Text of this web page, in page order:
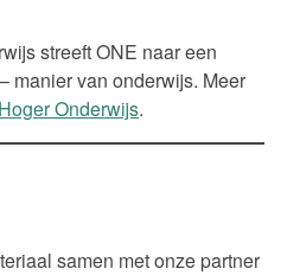
streeft ONE naar een
manier van onderwijs. Meer
Onderwijs.
samen met onze partner